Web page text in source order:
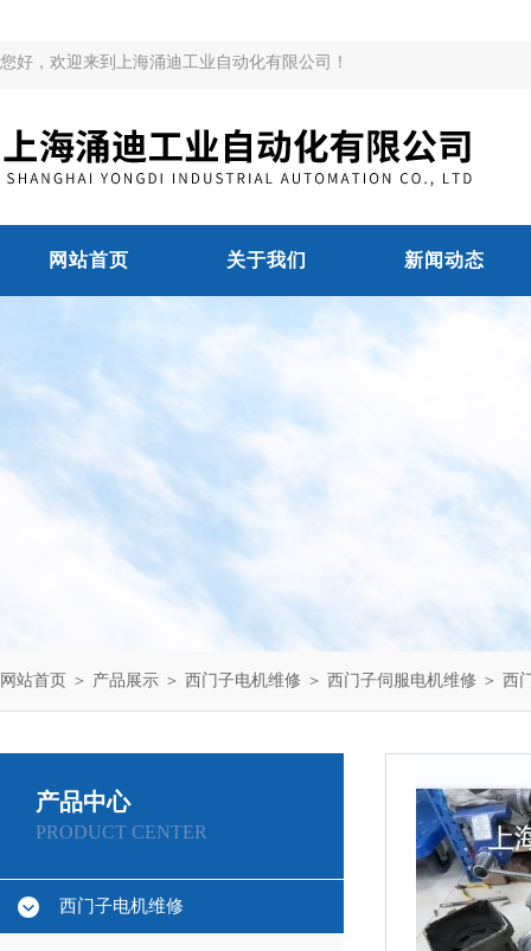
您好，欢迎来到上海涌迪工业自动化有限公司！
网站首页 关于我们 新闻动态
网站首页 ＞ 产品展示 ＞ 西门子电机维修 ＞ 西门子伺服电机维修 ＞ 西
产品中心
PRODUCT CENTER
西门子电机维修